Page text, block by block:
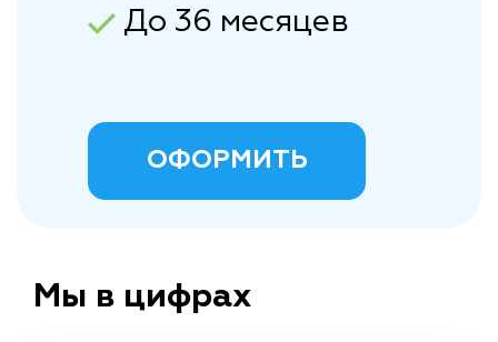
До 36 месяцев
ОФОРМИТЬ
Мы в цифрах